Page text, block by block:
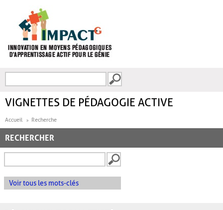
FORMULAIRE DE
VIGNETTES DE PÉDAGOGIE ACTIVE
Accueil Recherche
RECHERCHER
Voir tous les mots-clés